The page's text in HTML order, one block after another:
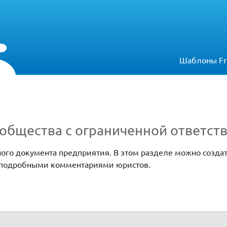
Шаблоны
с ограниченной
документа предприятия. В этом разделе можно
комментариями юристов.